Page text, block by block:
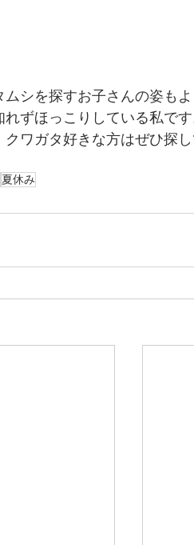
シを探すお子さんの姿も
ずほっこりしている私で
ワガタ好きな方はぜひ探
夏休み